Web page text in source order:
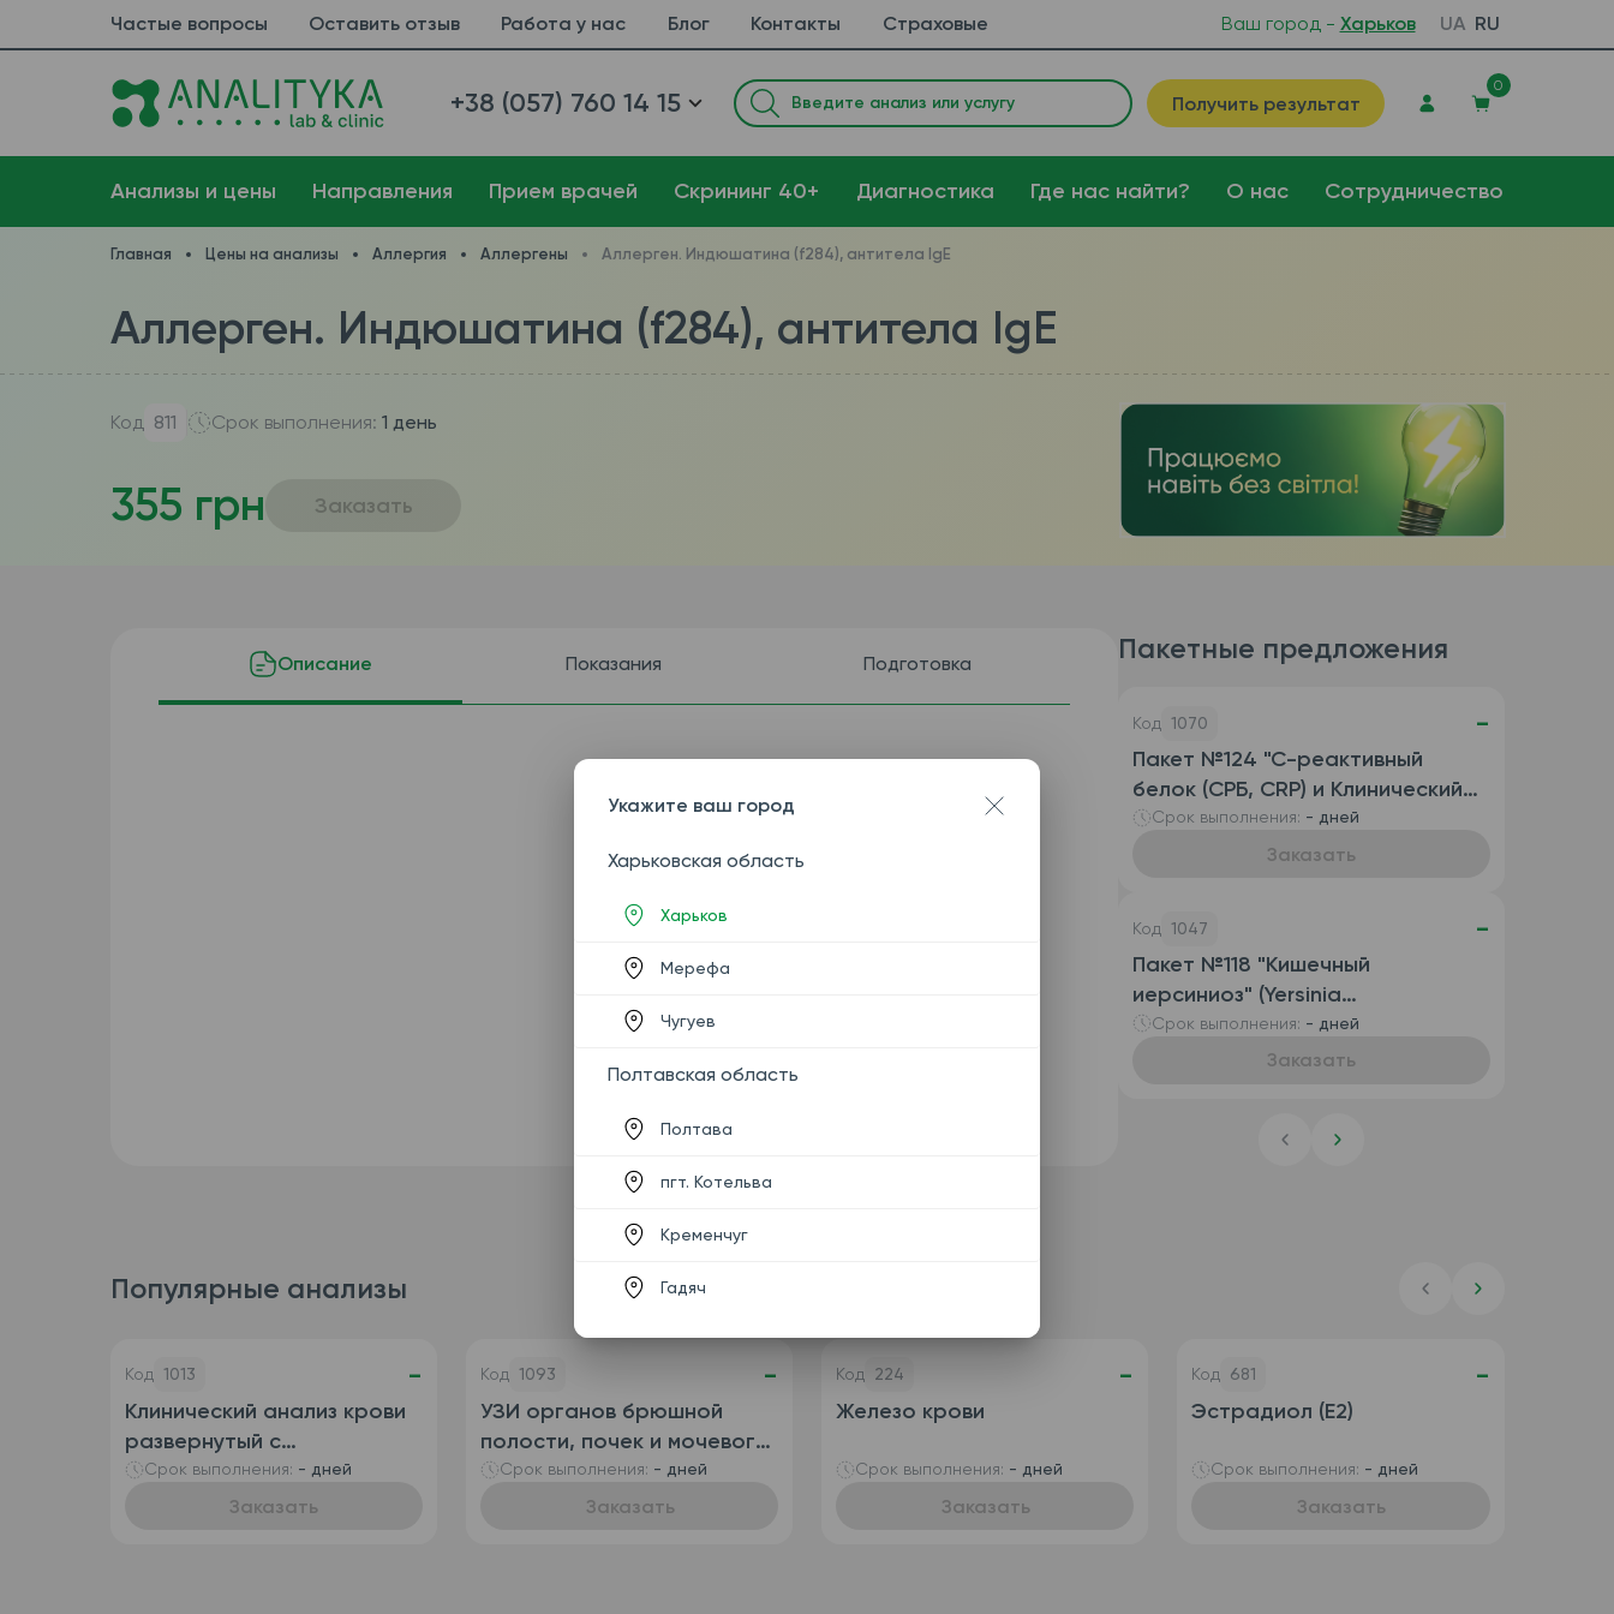
Частые вопросы Оставить отзыв Работа у нас Блог Контакты Страховые Ваш город - Харьков UA RU
+38 (057) 760 14 15 Получить результат
0
Анализы и цены Направления Прием врачей Cкрининг 40+ Диагностика Где нас найти? О нас Сотрудничество
Главная Цены на анализы Аллергия Аллергены Аллерген. Индюшатина (f284), антитела IgE
Аллерген. Индюшатина (f284), антитела IgE
Код 811 Срок выполнения: 1 день
355 грн Заказать
Описание Показания Подготовка Пакетные предложения
Код 1070 -
Пакет №124 "С-реактивный
белок (СРБ, CRP) и Клинический
анализ крови развернутый
(автоматизированный с СОЭ),
Срок выполнения: - дней
Заказать
Код 1047 -
Пакет №118 "Кишечный
иерсиниоз" (Yersinia
enterocolitica, антитела IgG и
антитела IgA)
Срок выполнения: - дней
Заказать
Популярные анализы
Код 1013 -
Клинический анализ крови
развернутый с
определением
ретикулоцитов
Срок выполнения: - дней
Заказать
Код 1093 -
УЗИ органов брюшной
полости, почек и мочевого
пузыря
Срок выполнения: - дней
Заказать
Код 224 -
Железо крови
Срок выполнения: - дней
Заказать
Код 681 -
Эстрадиол (Е2)
Срок выполнения: - дней
Заказать
Укажите ваш город
Харьковская область
Харьков
Мерефа
Чугуев
Полтавская область
Полтава
пгт. Котельва
Кременчуг
Гадяч